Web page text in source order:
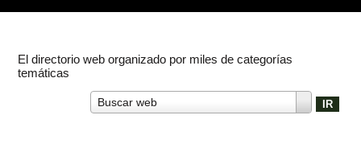
El directorio web organizado por miles de categorías
temáticas
Buscar web